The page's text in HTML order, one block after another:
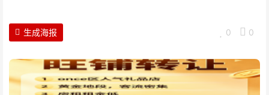
0 0
生成海报